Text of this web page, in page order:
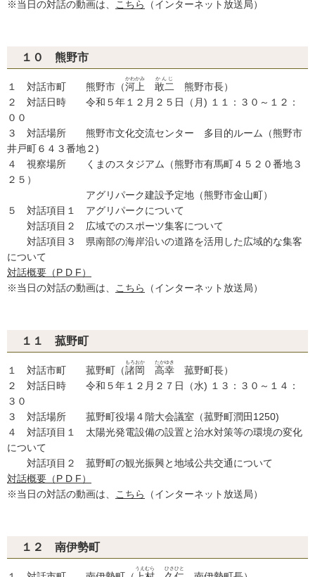
※当日の対話の動画は、
こちら （インターネット放送局）
１０ 熊野市
１ 対話市町 熊野市（河上
かわかみ
敢二
かんじ
熊野市長）
２ 対話日時 令和５年１２月２５日（月) １１：３０～１２：
００
３ 対話場所 熊野市文化交流センター 多目的ルーム（熊野市
井戸町６４３番地２)
４ 視察場所 くまのスタジアム（熊野市有馬町４５２０番地３
２５）
アグリパーク建設予定地（熊野市金山町）
５ 対話項目１ アグリパークについて
対話項目２ 広域でのスポーツ集客について
対話項目３ 県南部の海岸沿いの道路を活用した広域的な集客
について
対話概要（P D F）
※当日の対話の動画は、
こちら （インターネット放送局）
１１ 菰野町
１ 対話市町 菰野町（諸岡
もろおか
高幸
たかゆき
菰野町長）
２ 対話日時 令和５年１２月２７日（水) １３：３０～１４：
３０
３ 対話場所 菰野町役場４階大会議室（菰野町潤田1250)
４ 対話項目１ 太陽光発電設備の設置と治水対策等の環境の変化
について
対話項目２ 菰野町の観光振興と地域公共交通について
対話概要（P D F）
※当日の対話の動画は、
こちら （インターネット放送局）
１２ 南伊勢町
うえむら ひさひと